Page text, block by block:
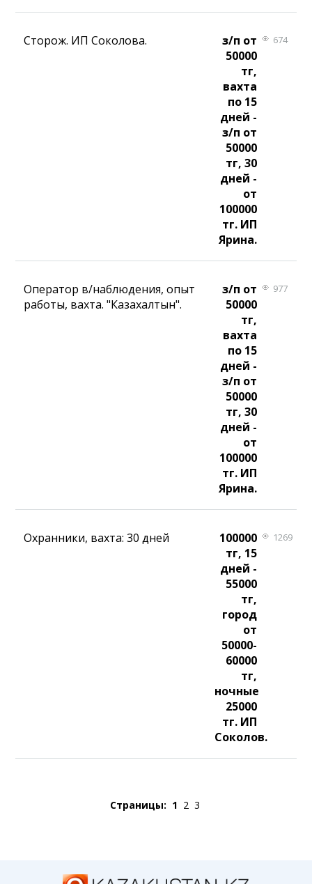
Сторож. ИП Соколова.
з/п от
50000
тг,
вахта
по 15
дней -
з/п от
50000
тг, 30
дней -
от
100000
тг. ИП
Ярина.
674
Оператор в/наблюдения, опыт
работы, вахта. "Казахалтын".
з/п от
50000
тг,
вахта
по 15
дней -
з/п от
50000
тг, 30
дней -
от
100000
тг. ИП
Ярина.
977
Охранники, вахта: 30 дней
100000
тг, 15
дней -
55000
тг,
город
от
50000-
60000
тг,
ночные
25000
тг. ИП
Соколов.
1269
Страницы: 1 2 3